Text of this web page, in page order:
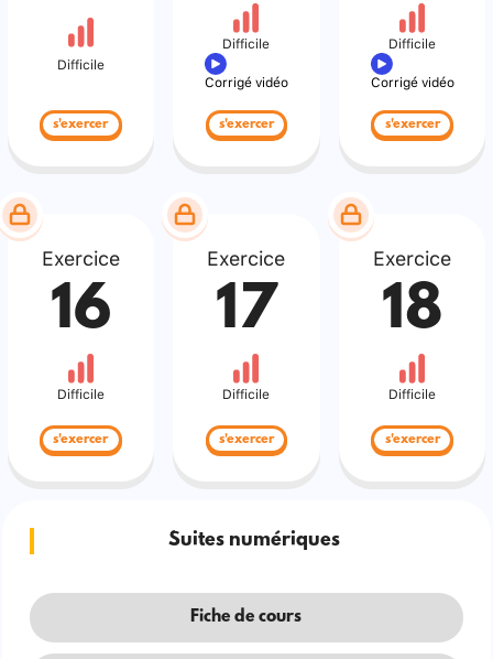
Difficile
s'exercer
Difficile
Corrigé vidéo
s'exercer
Difficile
Corrigé vidéo
s'exercer
Exercice
16
Difficile
s'exercer
Exercice
17
Difficile
s'exercer
Exercice
18
Difficile
s'exercer
Suites numériques
Fiche de cours